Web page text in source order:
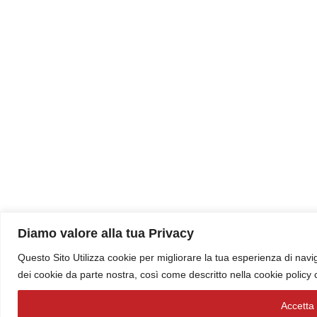
Diamo valore alla tua Privacy
Questo Sito Utilizza cookie per migliorare la tua esperienza di
dei cookie da parte nostra, così come descritto nella cookie policy
Accetta